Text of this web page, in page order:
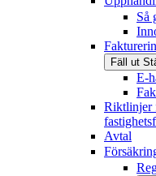
Så
Fäll ut
E-
Riktlinjer
Avtal